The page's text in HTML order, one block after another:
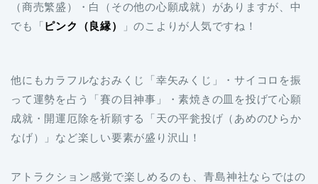
（商売繁盛）・白（その他の心願成就）がありますが、中
でも「ピンク（良縁） 」のこよりが人気ですね！
他にもカラフルなおみくじ「幸矢みくじ」・サイコロを振
って運勢を占う「賽の目神事」・素焼きの皿を投げて心願
成就・開運厄除を祈願する「天の平瓮投げ（あめのひらか
なげ）」など楽しい要素が盛り沢山！
アトラクション感覚で楽しめるのも、青島神社ならではの